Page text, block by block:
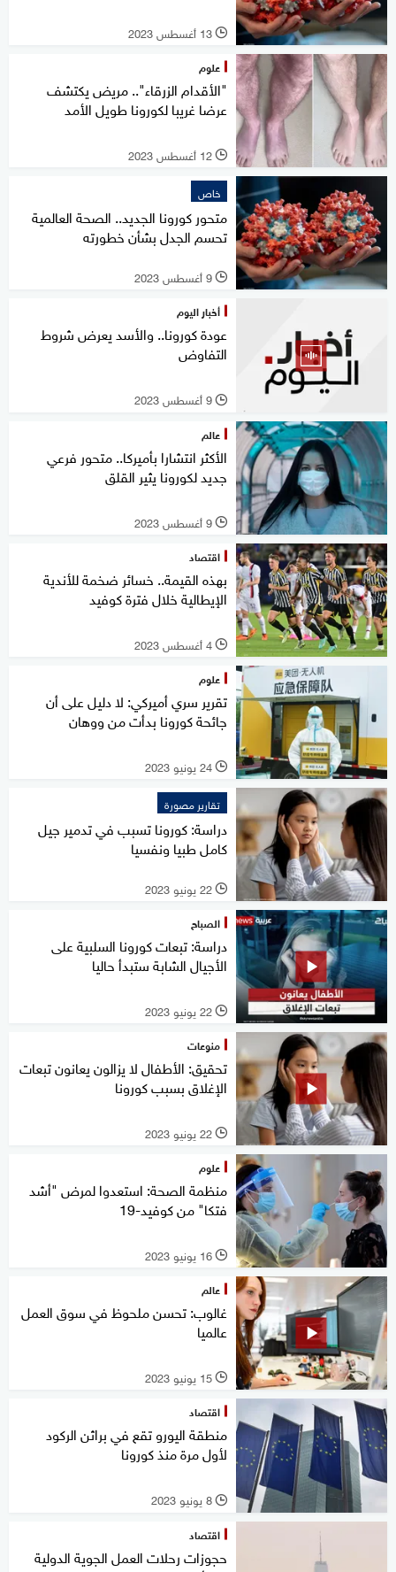
l 13 أغسطس 2023
علوم
"الأقدام الزرقاء".. مريض يكتشف
عرضا غريبا لكورونا طويل الأمد
l 12 أغسطس 2023
خاص
متحور كورونا الجديد.. الصحة العالمية
تحسم الجدل بشأن خطورته
l 9 أغسطس 2023
أخبار اليوم
عودة كورونا.. والأسد يعرض شروط
التفاوض
l 9 أغسطس 2023
عالم
الأكثر انتشارا بأميركا.. متحور فرعي
جديد لكورونا يثير القلق
l 9 أغسطس 2023
اقتصاد
بهذه القيمة.. خسائر ضخمة للأندية
الإيطالية خلال فترة كوفيد
l 4 أغسطس 2023
علوم
تقرير سري أميركي: لا دليل على أن
جائحة كورونا بدأت من ووهان
l 24 يونيو 2023
تقارير مصورة
دراسة: كورونا تسبب في تدمير جيل
كامل طبيا ونفسيا
l 22 يونيو 2023
الصباح
دراسة: تبعات كورونا السلبية على
الأجيال الشابة ستبدأ حاليا
l 22 يونيو 2023
منوعات
تحقيق: الأطفال لا يزالون يعانون تبعات
الإغلاق بسبب كورونا
l 22 يونيو 2023
علوم
منظمة الصحة: استعدوا لمرض "أشد
فتكا" من كوفيد-19
l 16 يونيو 2023
عالم
غالوب: تحسن ملحوظ في سوق العمل
عالميا
l 15 يونيو 2023
اقتصاد
منطقة اليورو تقع في براثن الركود
لأول مرة منذ كورونا
l 8 يونيو 2023
اقتصاد
حجوزات رحلات العمل الجوية الدولية